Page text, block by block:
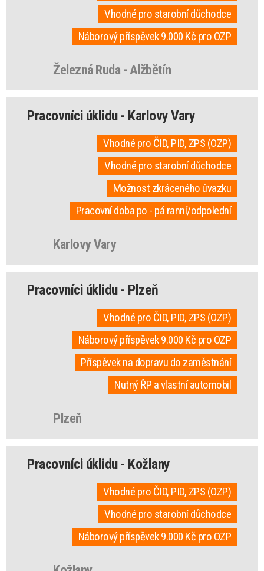
Vhodné pro starobní důchodce
Náborový příspěvek 9.000 Kč pro OZP
Železná Ruda - Alžbětín
Pracovníci úklidu - Karlovy Vary
Vhodné pro ČID, PID, ZPS (OZP)
Vhodné pro starobní důchodce
Možnost zkráceného úvazku
Pracovní doba po - pá ranní/odpolední
Karlovy Vary
Pracovníci úklidu - Plzeň
Vhodné pro ČID, PID, ZPS (OZP)
Náborový příspěvek 9.000 Kč pro OZP
Příspěvek na dopravu do zaměstnání
Nutný ŘP a vlastní automobil
Plzeň
Pracovníci úklidu - Kožlany
Vhodné pro ČID, PID, ZPS (OZP)
Vhodné pro starobní důchodce
Náborový příspěvek 9.000 Kč pro OZP